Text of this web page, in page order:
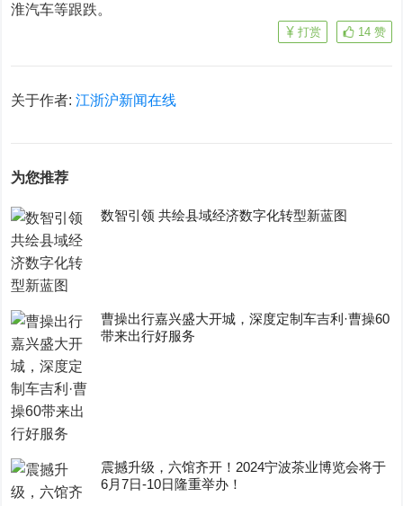
淮汽车等跟跌。
14 赞
打赏
关于作者:江浙沪新闻在线
为您推荐
数智引领 共绘县域经济数字化转型新蓝图
曹操出行嘉兴盛大开城，深度定制车吉利·曹操60
带来出行好服务
震撼升级，六馆齐开！2024宁波茶业博览会将于
6月7日-10日隆重举办！